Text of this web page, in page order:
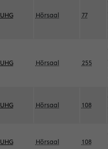
UHG Hörsaal 77
UHG Hörsaal 255
UHG Hörsaal 108
UHG Hörsaal 108